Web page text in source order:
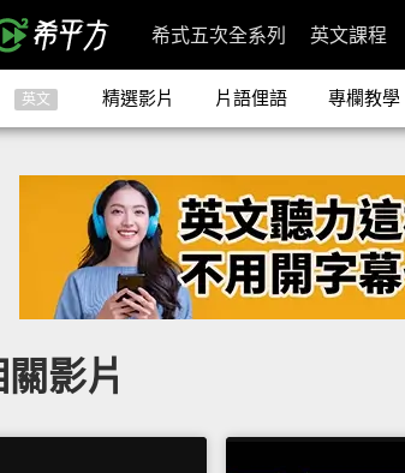
希式五次全系列 英文課程
英文 精選影片 片語俚語 專欄教學
影片